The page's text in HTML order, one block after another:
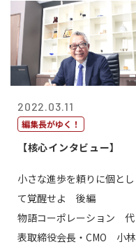
2022.03.11
編集長がゆく！
【核心インタビュー】
小さな進歩を頼りに個とし
て覚醒せよ 後編
物語コーポレーション 代
表取締役会長・CMO 小林